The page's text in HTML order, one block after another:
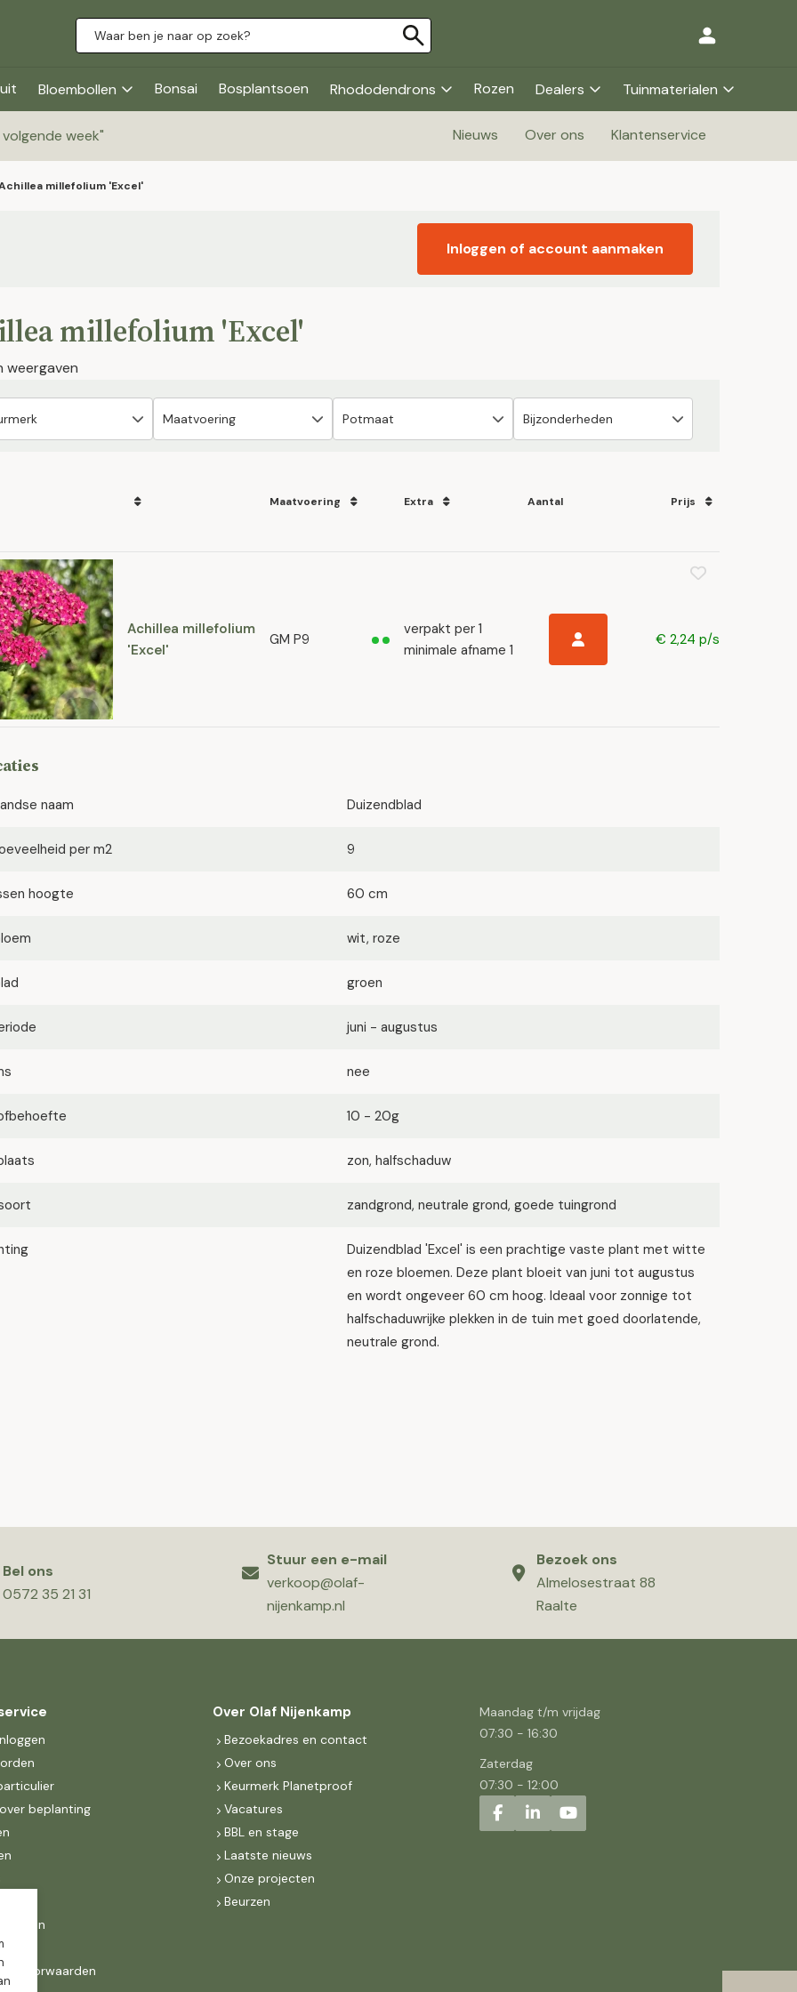
Bloembollen Bonsai Bosplantsoen Rhododendrons Rozen Dealers Tuinmaterialen
week" Nieuws Over ons Klantenservice
millefolium 'Excel'
Inloggen of account aanmaken
millefolium 'Excel'
weergaven
Maatvoering Extra Aantal Prijs
Achillea millefolium
'Excel'
GM P9
verpakt per 1
minimale afname 1
€ 2,24 p/s
naam Duizendblad
per m2 9
hoogte 60 cm
wit, roze
groen
juni - augustus
nee
10 - 20g
zon, halfschaduw
zandgrond, neutrale grond, goede tuingrond
Duizendblad 'Excel' is een prachtige vaste plant met witte
en roze bloemen. Deze plant bloeit van juni tot augustus
en wordt ongeveer 60 cm hoog. Ideaal voor zonnige tot
halfschaduwrijke plekken in de tuin met goed doorlatende,
neutrale grond.
Bel ons
0572 35 21 31
Stuur een e-mail
verkoop@olaf-
nijenkamp.nl
Bezoek ons
Almelosestraat 88
Raalte
beplanting
Groen
voorwaarden
Over Olaf Nijenkamp
Bezoekadres en contact
Over ons
Keurmerk Planetproof
Vacatures
BBL en stage
Laatste nieuws
Onze projecten
Beurzen
Maandag t/m vrijdag
07:30 - 16:30
Zaterdag
07:30 - 12:00